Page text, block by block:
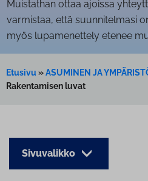
Muistathan ottaa ajoissa
varmistaa, että suunnitelmasi
myös lupamenettely etenee
Etusivu »ASUMINEN JA
Rakentamisen luvat
Sivuvalikko